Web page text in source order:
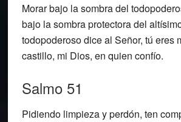
Morar bajo la sombra del
bajo la sombra protectora del
todopoderoso dice al Señor, tú eres
castillo, mi Dios, en quien confío.
Salmo 51
Pidiendo limpieza y perdón, ten